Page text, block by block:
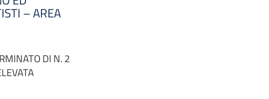
– AREA
DI N. 2